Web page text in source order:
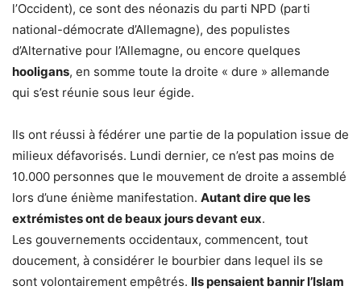
l’Occident), ce sont des néonazis du parti NPD (parti
national-démocrate d’Allemagne), des populistes
d’Alternative pour l’Allemagne, ou encore quelques
hooligans, en somme toute la droite « dure » allemande
qui s’est réunie sous leur égide.
Ils ont réussi à fédérer une partie de la population issue de
milieux défavorisés. Lundi dernier, ce n’est pas moins de
10.000 personnes que le mouvement de droite a assemblé
lors d’une énième manifestation. Autant dire que les
extrémistes ont de beaux jours devant eux.
Les gouvernements occidentaux, commencent, tout
doucement, à considérer le bourbier dans lequel ils se
sont volontairement empêtrés. Ils pensaient bannir l’Islam